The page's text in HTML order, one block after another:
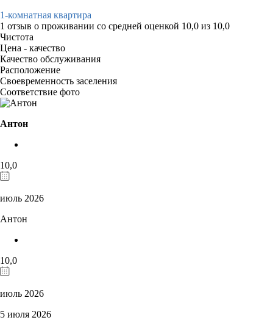
1-комнатная квартира
1 отзыв о проживании со средней оценкой 10,0 из 10,0
Чистота
Цена - качество
Качество обслуживания
Расположение
Своевременность заселения
Соответствие фото
Антон
10,0
июль 2026
Антон
10,0
июль 2026
5 июля 2026